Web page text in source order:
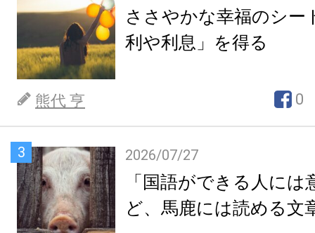
ささやかな幸福のシー
利や利息」を得る
熊代 亨 0
3 2026/07/27
「国語ができる人には
ど、馬鹿には読める文